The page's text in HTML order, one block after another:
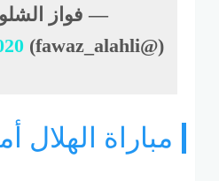
— فواز
(@fawaz_alahli)
مباراة الهلال